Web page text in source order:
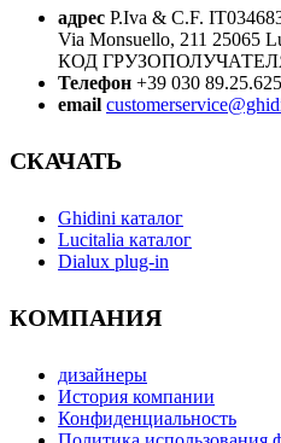
адрес P.Iva & C.F.
Via Monsuello, 211 25065
КОД
Телефон +39 030
email
СКАЧАТЬ
Ghidini каталог
Lucitalia каталог
Dialux plug-in
КОМПАНИЯ
дизайнеры
История компании
Конфиденциальность